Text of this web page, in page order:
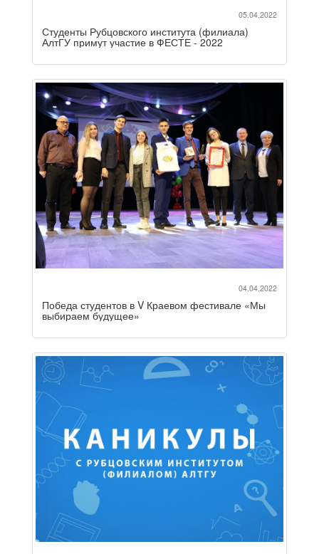
05.04.2022
Студенты Рубцовского института (филиала)
АлтГУ примут участие в ФЕСТЕ - 2022
04.04.2022
Победа студентов в V Краевом фестивале «Мы
выбираем будущее»